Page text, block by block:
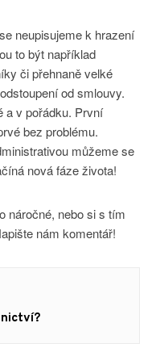
neupisujeme k hrazení
to být například
či přehnaně velké
od smlouvy.
a v pořádku. První
bez problému.
můžeme se
nová fáze života!
náročné, nebo si s tím
nám komentář!